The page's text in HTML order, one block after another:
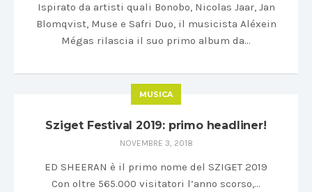
Ispirato da artisti quali Bonobo, Nicolas Jaar, Jan
Blomqvist, Muse e Safri Duo, il musicista Aléxein
Mégas rilascia il suo primo album da…
MUSICA
Sziget Festival 2019: primo headliner!
NOVEMBRE 3, 2018
ED SHEERAN è il primo nome del SZIGET 2019
Con oltre 565.000 visitatori l’anno scorso,…